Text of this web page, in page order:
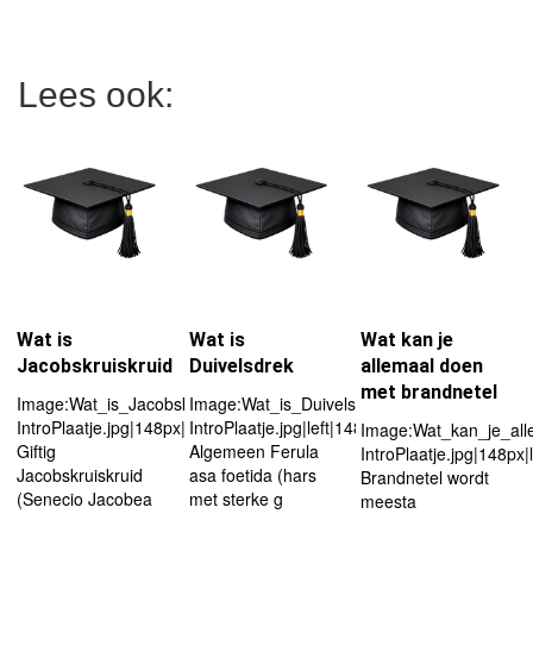
Lees ook:
Wat is
Jacobskruiskruid
Image:Wat_is_Jacobskruiskruid-
IntroPlaatje.jpg|148px|left
Giftig
Jacobskruiskruid
(Senecio Jacobea
Wat is
Duivelsdrek
Image:Wat_is_Duivelsdrek-
IntroPlaatje.jpg|left|148px
Algemeen Ferula
asa foetida (hars
met sterke g
Wat kan je
allemaal doen
met brandnetel
Brandnetel wordt
meesta